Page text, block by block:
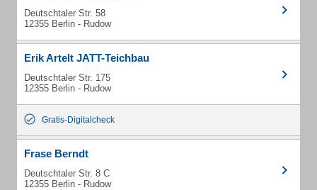
Deutschtaler Str. 58
12355 Berlin - Rudow
Erik Artelt JATT-Teichbau
Deutschtaler Str. 175
12355 Berlin - Rudow
Gratis-Digitalcheck
Frase Berndt
Deutschtaler Str. 8 C
12355 Berlin - Rudow